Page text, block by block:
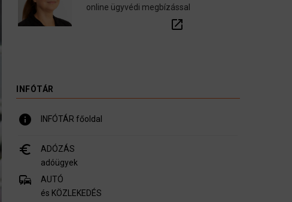
online ügyvédi megbízással
open_in_new
INFÓTÁR
info INFÓTÁR főoldal
euro_symbol
ADÓZÁS
adóügyek
commute
AUTÓ
és KÖZLEKEDÉS